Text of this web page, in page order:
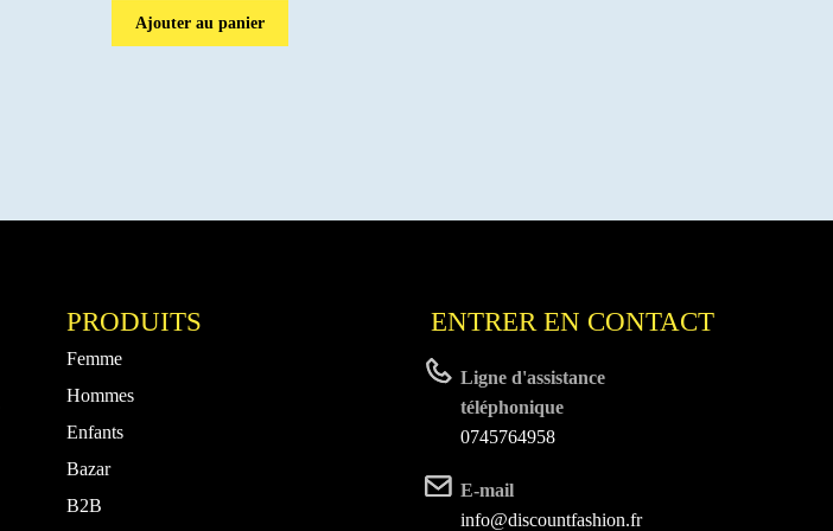
initial
était :
actuel
est :
Ajouter au panier
PRODUITS
Femme
Hommes
Enfants
Bazar
B2B
ENTRER EN CONTACT
Ligne d'assistance
téléphonique
0745764958
E-mail
info@discountfashion.fr